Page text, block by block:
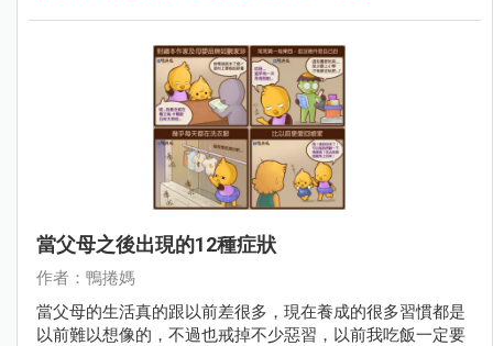
當父母之後出現的12種症狀
作者：鴨捲媽
當父母的生活真的跟以前差很多，現在養成的很多習慣都是
以前難以想像的，不過也戒掉不少惡習，以前我吃飯一定要